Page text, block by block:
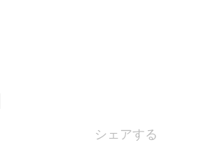
シェアする